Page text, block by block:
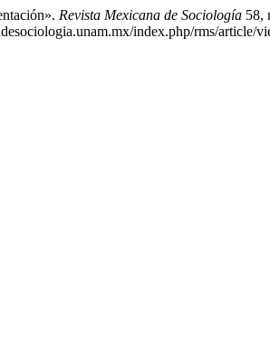
Revista Mexicana de Sociología 58,
index.php/rms/article/